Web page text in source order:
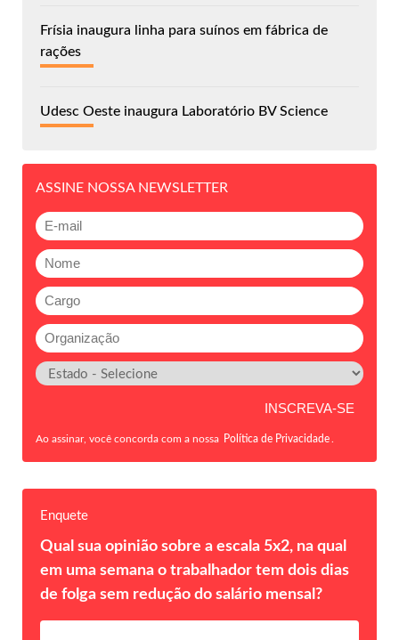
Frísia inaugura linha para suínos em fábrica de
rações
Udesc Oeste inaugura Laboratório BV Science
ASSINE NOSSA NEWSLETTER
Ao assinar, você concorda com a nossa Política de Privacidade
Enquete
Qual sua opinião sobre a escala 5x2, na qual
em uma semana o trabalhador tem dois dias
de folga sem redução do salário mensal?